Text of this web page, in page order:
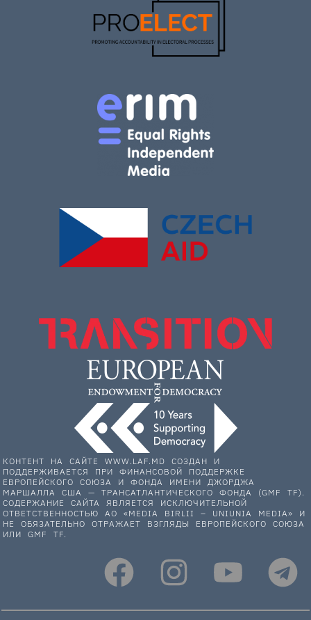
КОНТЕНТ НА САЙТЕ WWW.LAF.MD СОЗДАН И
ПОДДЕРЖИВАЕТСЯ ПРИ ФИНАНСОВОЙ ПОДДЕРЖКЕ
ЕВРОПЕЙСКОГО СОЮЗА И ФОНДА ИМЕНИ ДЖОРДЖА
МАРШАЛЛА США — ТРАНСАТЛАНТИЧЕСКОГО ФОНДА (GMF TF).
СОДЕРЖАНИЕ САЙТА ЯВЛЯЕТСЯ ИСКЛЮЧИТЕЛЬНОЙ
ОТВЕТСТВЕННОСТЬЮ АО «MEDIA BIRLII – UNIUNIA MEDIA» И
НЕ ОБЯЗАТЕЛЬНО ОТРАЖАЕТ ВЗГЛЯДЫ ЕВРОПЕЙСКОГО СОЮЗА
ИЛИ GMF TF.